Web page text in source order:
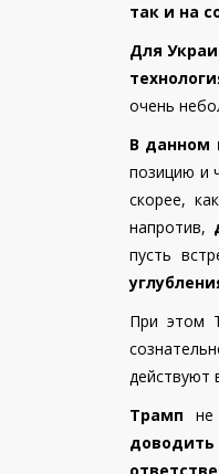
так и на
Для
очень
В данном
позицию и
скорее, как
напротив,
пусть
При этом
действуют
Трамп не